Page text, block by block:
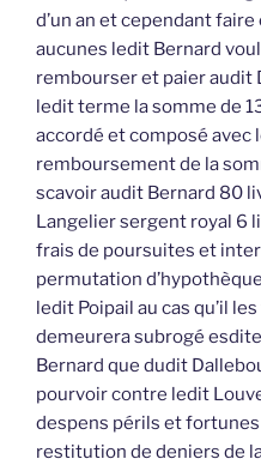
d’un an et cependant
aucunes ledit Bernard
rembourser et paier audit
ledit terme la somme de
accordé et composé avec
remboursement de la
scavoir audit Bernard 80
Langelier sergent royal 6
frais de poursuites et
permutation
ledit Poipail au cas qu’il
demeurera subrogé
Bernard que dudit
pourvoir contre ledit
despens périls et
restitution de deniers de